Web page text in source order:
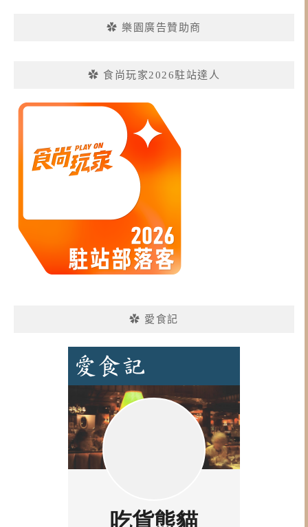
✿ 樂園廣告贊助商
✿ 食尚玩家2026駐站達人
✿ 愛食記